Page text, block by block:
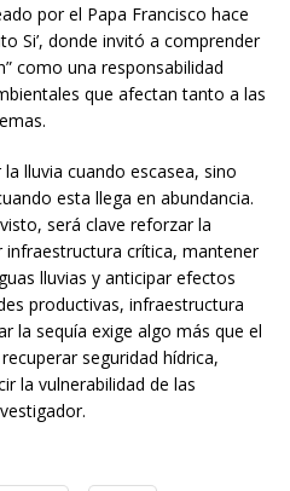
por el Papa Francisco hace
Si’, donde invitó a comprender
como una responsabilidad
que afectan tanto a las
lluvia cuando escasea, sino
esta llega en abundancia.
será clave reforzar la
infraestructura crítica, mantener
lluvias y anticipar efectos
productivas, infraestructura
la sequía exige algo más que el
seguridad hídrica,
la vulnerabilidad de las